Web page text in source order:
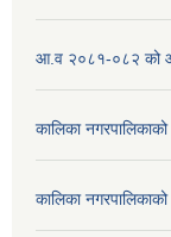
आ.व २०८१-०८२ को
कालिका
कालिका